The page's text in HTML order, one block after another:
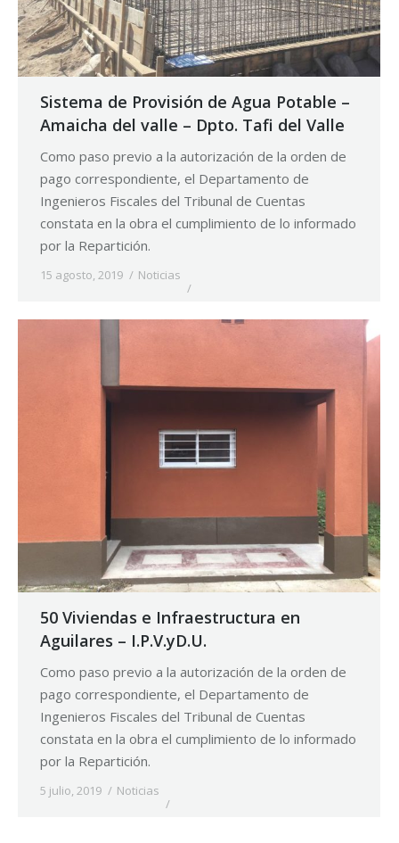
Sistema de Provisión de Agua Potable –
Amaicha del valle – Dpto. Tafi del Valle
Como paso previo a la autorización de la orden de
pago correspondiente, el Departamento de
Ingenieros Fiscales del Tribunal de Cuentas
constata en la obra el cumplimiento de lo informado
por la Repartición.
15 agosto, 2019 Noticias
50 Viviendas e Infraestructura en
Aguilares – I.P.V.yD.U.
Como paso previo a la autorización de la orden de
pago correspondiente, el Departamento de
Ingenieros Fiscales del Tribunal de Cuentas
constata en la obra el cumplimiento de lo informado
por la Repartición.
5 julio, 2019 Noticias